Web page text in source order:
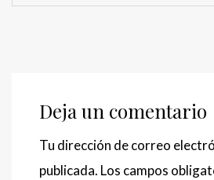
Deja un comentario
Tu dirección de correo
publicada. Los campos